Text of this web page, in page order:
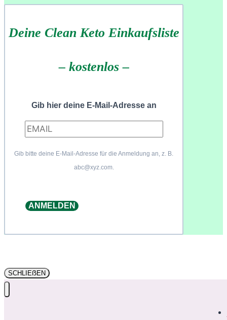
Deine Clean Keto Einkaufsliste
– kostenlos –
Gib hier deine E-Mail-Adresse an
Gib bitte deine E-Mail-Adresse für die Anmeldung an, z. B.
abc@xyz.com.
ANMELDEN
SCHLIEẞEN